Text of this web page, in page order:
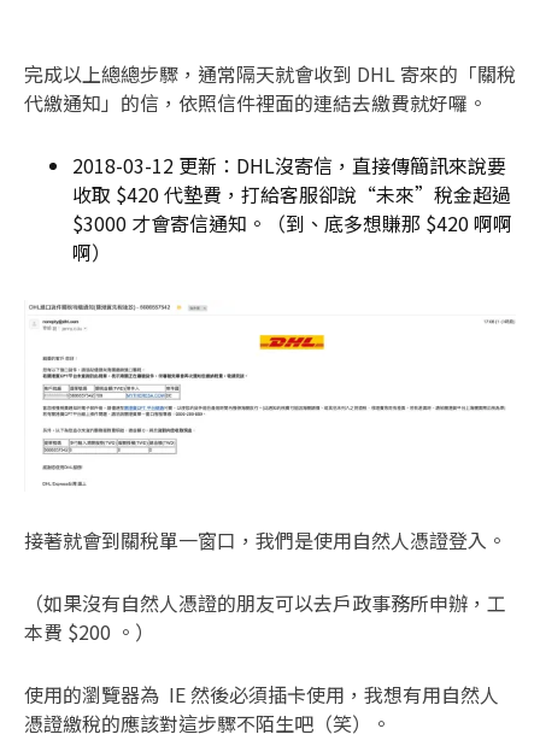
完成以上總總步驟，通常隔天就會收到 DHL 寄來的「關稅
代繳通知」的信，依照信件裡面的連結去繳費就好囉。
2018-03-12 更新：DHL沒寄信，直接傳簡訊來說要
收取 $420 代墊費，打給客服卻說“未來”稅金超過
$3000 才會寄信通知。（到、底多想賺那 $420 啊啊
啊）
接著就會到關稅單一窗口，我們是使用自然人憑證登入。
（如果沒有自然人憑證的朋友可以去戶政事務所申辦，工
本費 $200 。）
使用的瀏覽器為 IE 然後必須插卡使用，我想有用自然人
憑證繳稅的應該對這步驟不陌生吧（笑）。